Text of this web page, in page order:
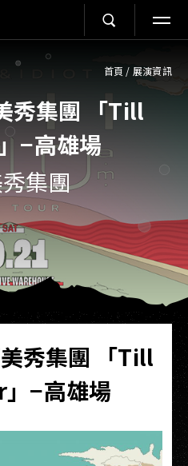
首頁 / 展演資訊
秀集團 「Till
−高雄場
集團
秀集團 「Till
−高雄場